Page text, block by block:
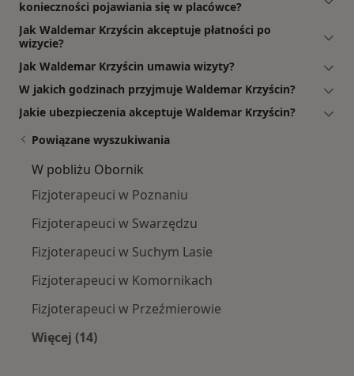
konieczności pojawiania się w placówce?
Jak Waldemar Krzyścin akceptuje płatności po
wizycie?
Jak Waldemar Krzyścin umawia wizyty?
W jakich godzinach przyjmuje Waldemar Krzyścin?
Jakie ubezpieczenia akceptuje Waldemar Krzyścin?
Powiązane wyszukiwania
W pobliżu Obornik
Fizjoterapeuci w Poznaniu
Fizjoterapeuci w Swarzędzu
Fizjoterapeuci w Suchym Lasie
Fizjoterapeuci w Komornikach
Fizjoterapeuci w Przeźmierowie
Więcej (14)